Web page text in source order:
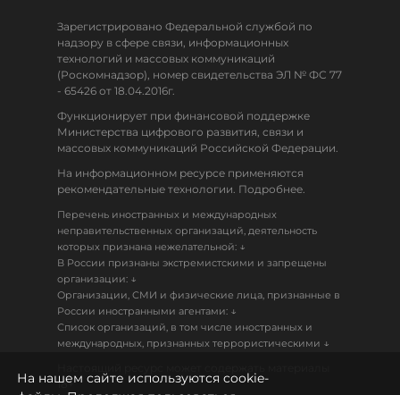
Зарегистрировано Федеральной службой по
надзору в сфере связи, информационных
технологий и массовых коммуникаций
(Роскомнадзор), номер свидетельства ЭЛ № ФС 77
- 65426 от 18.04.2016г.
Функционирует при финансовой поддержке
Министерства цифрового развития, связи и
массовых коммуникаций Российской Федерации.
На информационном ресурсе применяются
рекомендательные технологии. Подробнее.
Перечень иностранных и международных
неправительственных организаций, деятельность
которых признана нежелательной: ↓
В России признаны экстремистскими и запрещены
организации: ↓
Организации, СМИ и физические лица, признанные в
России иностранными агентами: ↓
Список организаций, в том числе иностранных и
международных, признанных террористическими ↓
18+
На нашем сайте используются cookie-